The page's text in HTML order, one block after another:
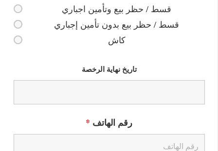
قسط / حظر بيع وتأمين اجباري
قسط / حظر بيع بدون تأمين إجباري
كاش
تاريخ نهاية الرخصة
رقم الهاتف *